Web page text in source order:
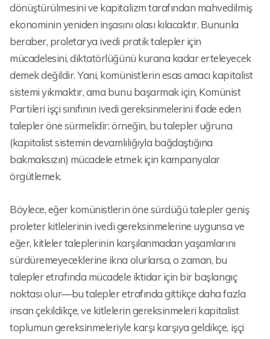
dönüştürülmesini ve kapitalizm tarafından mahvedilmiş
ekonominin yeniden inşasını olası kılacaktır. Bununla
beraber, proletarya ivedi pratik talepler için
mücadelesini, diktatörlüğünü kurana kadar erteleyecek
demek değildir. Yani, komünistlerin esas amacı kapitalist
sistemi yıkmaktır, ama bunu başarmak için, Komünist
Partileri işçi sınıfının ivedi gereksinmelerini ifade eden
talepler öne sürmelidir: örneğin, bu talepler uğruna
(kapitalist sistemin devamlılığıyla bağdaştığına
bakmaksızın) mücadele etmek için kampanyalar
örgütlemek.
Böylece, eğer komünistlerin öne sürdüğü talepler geniş
proleter kitlelerinin ivedi gereksinmelerine uygunsa ve
eğer, kitleler taleplerinin karşılanmadan yaşamlarını
sürdüremeyeceklerine ikna olurlarsa, o zaman, bu
talepler etrafında mücadele iktidar için bir başlangıç
noktası olur—bu talepler etrafında gittikçe daha fazla
insan çekildikçe, ve kitlelerin gereksinmeleri kapitalist
toplumun gereksinmeleriyle karşı karşıya geldikçe, işçi